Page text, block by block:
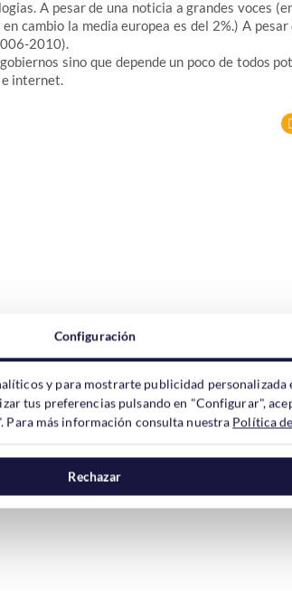
A pesar de una noticia a grandes voces
cambio la media europea es del 2%.) A
2010).
sino que depende un poco de todos
e internet.
Configuración
y para mostrarte publicidad
tus preferencias pulsando en "Configurar",
Para más información consulta nuestra Política
Rechazar